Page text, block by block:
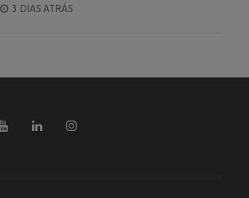
POSTED
3 DIAS ATRÁS